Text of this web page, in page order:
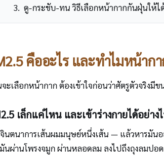
ดู-กระชับ-ทน วิธีเลือกหน้ากากกันฝุ่นให้ไ
คืออะไร และทำไมหน้าก
ะเลือกหน้ากาก ต้องเข้าใจก่อนว่าศัตรูตัวจริงมี
เล็กแค่ไหน และเข้าร่างกายได้อย่าง
นตนาการเส้นผมมนุษย์หนึ่งเส้น — แล้วหารมัน
นผ่านโพรงจมูก ผ่านหลอดลม ลงไปถึงถุงลมปอ